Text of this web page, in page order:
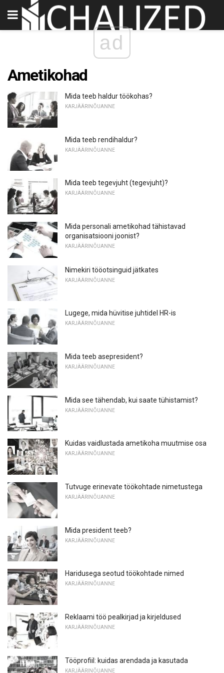
ad
Ametikohad
Mida teeb haldur töökohas?
KARJÄÄRINÕUANNE
Mida teeb rendihaldur?
KARJÄÄRINÕUANNE
Mida teeb tegevjuht (tegevjuht)?
KARJÄÄRINÕUANNE
Mida personali ametikohad tähistavad
organisatsiooni joonist?
KARJÄÄRINÕUANNE
Nimekiri tööotsinguid jätkates
KARJÄÄRINÕUANNE
Lugege, mida hüvitise juhtidel HR-is
KARJÄÄRINÕUANNE
Mida teeb asepresident?
KARJÄÄRINÕUANNE
Mida see tähendab, kui saate tühistamist?
KARJÄÄRINÕUANNE
Kuidas vaidlustada ametikoha muutmise osa
KARJÄÄRINÕUANNE
Tutvuge erinevate töökohtade nimetustega
KARJÄÄRINÕUANNE
Mida president teeb?
KARJÄÄRINÕUANNE
Haridusega seotud töökohtade nimed
KARJÄÄRINÕUANNE
Reklaami töö pealkirjad ja kirjeldused
KARJÄÄRINÕUANNE
Tööprofiil: kuidas arendada ja kasutada
KARJÄÄRINÕUANNE